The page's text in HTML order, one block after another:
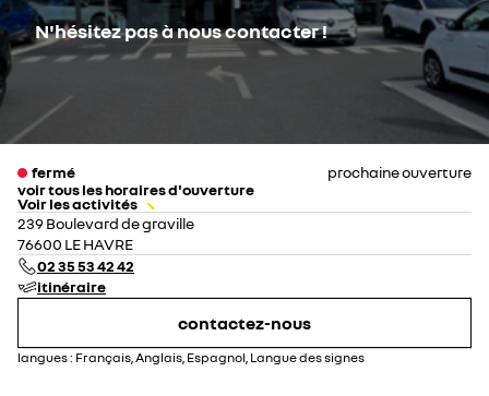
N'hésitez pas à nous contacter !
fermé
prochaine ouverture
voir tous les horaires d'ouverture
lundi
mardi
mercredi
jeudi
vendredi
Voir les activités
239 Boulevard de graville
76600 LE HAVRE
02 35 53 42 42
itinéraire
contactez-nous
langues : Français, Anglais, Espagnol, Langue des signes